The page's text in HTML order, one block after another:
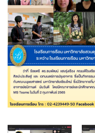
ค่าเล่าเรียน
ค่าเล่าเรียน
คำถามที่พบบ่อย
คำสั่งแต่งตั้งคณะกรรมก